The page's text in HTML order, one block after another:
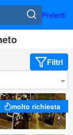
Preferiti
Filtri
molto richiesta